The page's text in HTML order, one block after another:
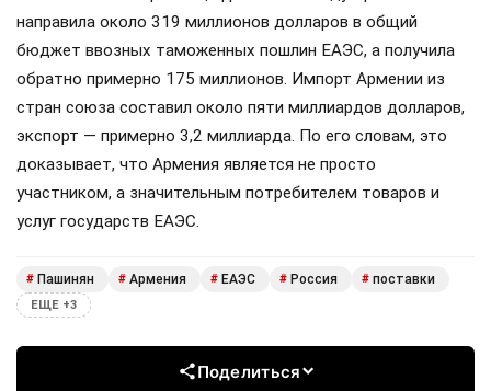
направила около 319 миллионов долларов в общий
бюджет ввозных таможенных пошлин ЕАЭС, а получила
обратно примерно 175 миллионов. Импорт Армении из
стран союза составил около пяти миллиардов долларов,
экспорт — примерно 3,2 миллиарда. По его словам, это
доказывает, что Армения является не просто
участником, а значительным потребителем товаров и
услуг государств ЕАЭС.
# Пашинян # Армения # ЕАЭС # Россия # поставки
ЕЩЕ +3
Поделиться